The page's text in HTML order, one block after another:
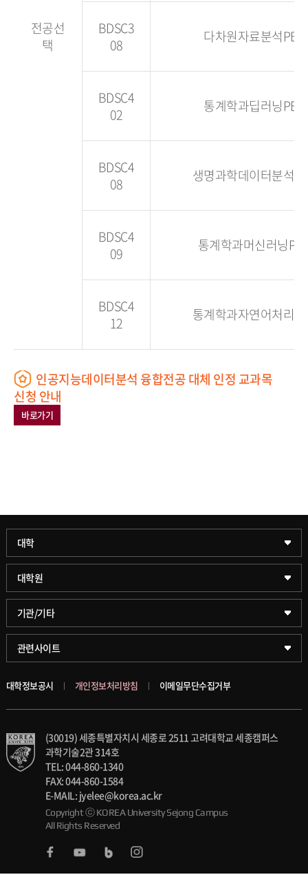
전공선
택
BDSC3
08
다차원자료분석PBL
BDSC4
02
통계학과딥러닝PBL
BDSC4
08
생명과학데이터분석
BDSC4
09
통계학과머신러닝
BDSC4
12
통계학과자연어처리
인공지능데이터분석 융합전공 대체 인정 교과목
신청 안내
바로가기
대학
과학기술대학
약학대학
글로벌비즈니스대학
공공정책대학
스마트도시학부
대학원
일반대학원
문화스포츠대학원
창업경영대학원
융합과학대학원
가속기과학과(일반대학원)
기관/기타
학술정보원(도서관)
학술정보팀
국제교류교육원
대학일자리플러스센터
세종학생상담센터
세종창업교육센터
세종창업혁신센터
관련사이트
KUPID
블랙보드
의료원
발전기금
인재양성통합관리시스템(KUSEUM)
교수소개
대학정보공시 개인정보처리방침 이메일무단수집거부
(30019) 세종특별자치시 세종로 2511 고려대학교 세종캠퍼스
과학기술2관 314호
TEL: 044-860-1340
FAX: 044-860-1584
E-MAIL: jyelee@korea.ac.kr
Copyright ⓒ KOREA University Sejong Campus
All Rights Reserved